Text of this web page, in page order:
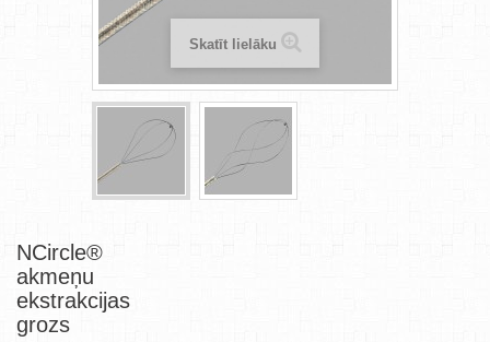
Skatīt lielāku
NCircle®
akmeņu
ekstrakcijas
grozs